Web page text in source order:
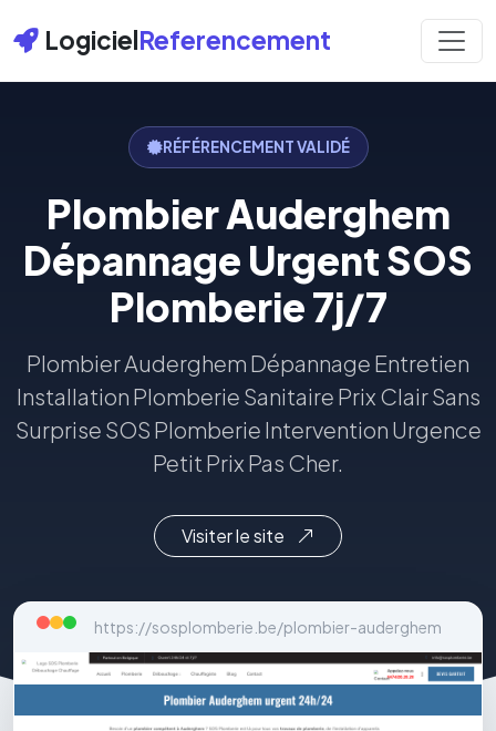
LogicielReferencement
RÉFÉRENCEMENT VALIDÉ
Plombier Auderghem
Dépannage Urgent SOS
Plomberie 7j/7
Plombier Auderghem Dépannage Entretien
Installation Plomberie Sanitaire Prix Clair Sans
Surprise SOS Plomberie Intervention Urgence
Petit Prix Pas Cher.
Visiter le site
https://sosplomberie.be/plombier-auderghem